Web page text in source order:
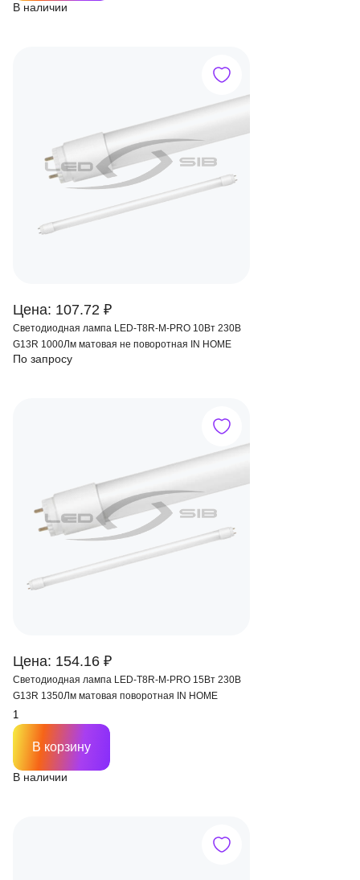
В наличии
Цена: 107.72 ₽
Светодиодная лампа LED-T8R-M-PRO 10Вт 230В
G13R 1000Лм матовая не поворотная IN HOME
По запросу
Цена: 154.16 ₽
Светодиодная лампа LED-T8R-M-PRO 15Вт 230В
G13R 1350Лм матовая поворотная IN HOME
В наличии
В корзину